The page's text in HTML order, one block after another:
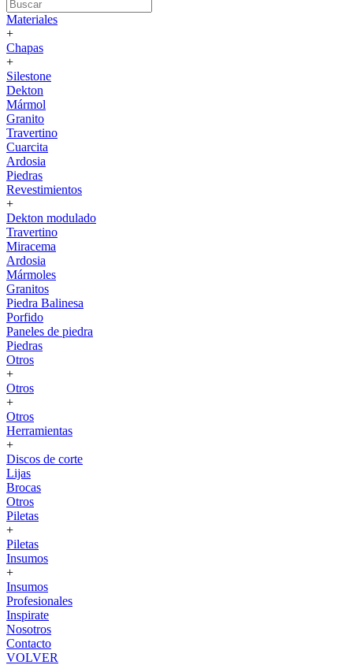
Materiales
+
Chapas
+
Silestone
Dekton
Mármol
Granito
Travertino
Cuarcita
Ardosia
Piedras
Revestimientos
+
Dekton modulado
Travertino
Miracema
Ardosia
Mármoles
Granitos
Piedra Balinesa
Porfido
Paneles de piedra
Piedras
Otros
+
Otros
+
Otros
Herramientas
+
Discos de corte
Lijas
Brocas
Otros
Piletas
+
Piletas
Insumos
+
Insumos
Profesionales
Inspirate
Nosotros
Contacto
VOLVER